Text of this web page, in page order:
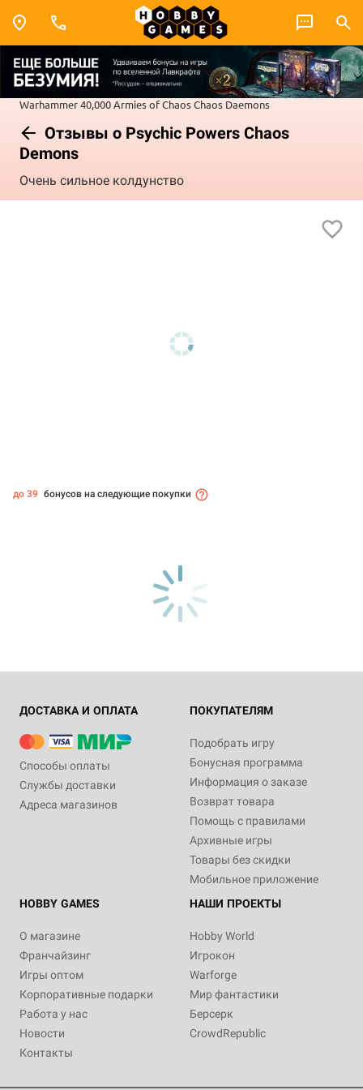
Warhammer 40,000Armies of ChaosChaos Daemons
Отзывы о Psychic Powers Chaos
Demons
Очень сильное колдунство
до 39 бонусов на следующие покупки
ДОСТАВКА И ОПЛАТА
Способы оплаты
Службы доставки
Адреса магазинов
ПОКУПАТЕЛЯМ
Подобрать игру
Бонусная программа
Информация о заказе
Возврат товара
Помощь с правилами
Архивные игры
Товары без скидки
Мобильное приложение
HOBBY GAMES
О магазине
Франчайзинг
Игры оптом
Корпоративные подарки
Работа у нас
Новости
Контакты
НАШИ ПРОЕКТЫ
Hobby World
Игрокон
Warforge
Мир фантастики
Берсерк
CrowdRepublic